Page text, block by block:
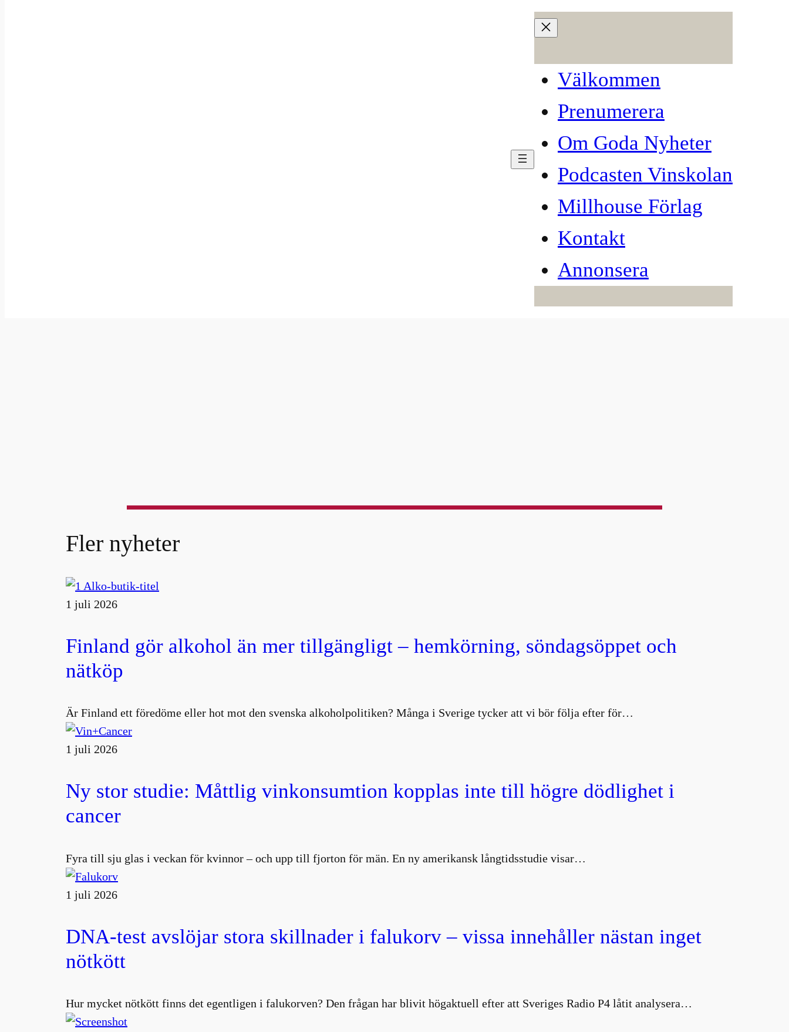
Välkommen
Prenumerera
Om Goda Nyheter
Podcasten Vinskolan
Millhouse Förlag
Kontakt
Annonsera
Fler nyheter
1 juli 2026
Finland gör alkohol än mer tillgängligt – hemkörning, söndagsöppet och
nätköp
Är Finland ett föredöme eller hot mot den svenska alkoholpolitiken? Många i Sverige tycker att vi bör följa efter för…
1 juli 2026
Ny stor studie: Måttlig vinkonsumtion kopplas inte till högre dödlighet i
cancer
Fyra till sju glas i veckan för kvinnor – och upp till fjorton för män. En ny amerikansk långtidsstudie visar…
1 juli 2026
DNA-test avslöjar stora skillnader i falukorv – vissa innehåller nästan inget
nötkött
Hur mycket nötkött finns det egentligen i falukorven? Den frågan har blivit högaktuell efter att Sveriges Radio P4 låtit analysera…